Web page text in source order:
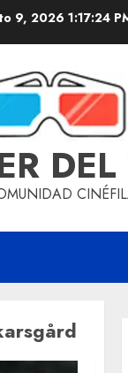
9, 2026 1:17:25